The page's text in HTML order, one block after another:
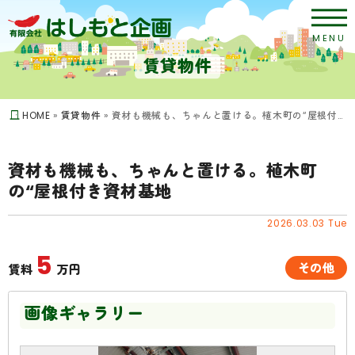
MENU
賃貸物件
HOME » 賃貸物件 » 資材も機械も、ちゃんと置ける。植木町の“屋根付き資材基地
資材も機械も、ちゃんと置ける。植木町
の“屋根付き資材基地
2026.03.03 Tue
賃料 5 万円 その他
画像ギャラリー